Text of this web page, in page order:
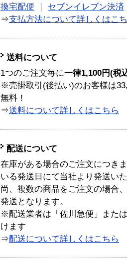
換宅配便
セブンイレブン決済
⇒支払方法について詳しくはこ
送料について
1つのご注文毎に一律1,100円(税
※売掛取引(後払い)のお客様は
無料！
⇒送料について詳しくはこちら
配送について
在庫がある場合のご注文につき
いる発送日にて当社より発送い
尚、複数の商品をご注文の場合
発送となります。
※配送業者は「佐川急便」また
けます
⇒配送について詳しくはこちら